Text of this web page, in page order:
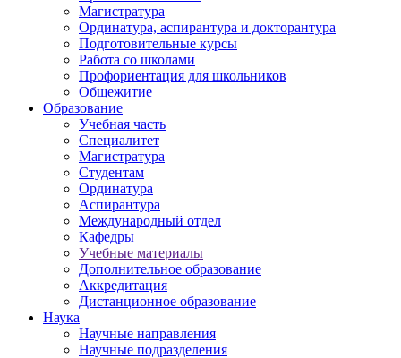
Магистратура
Ординатура, аспирантура и докторантура
Подготовительные курсы
Работа со школами
Профориентация для школьников
Общежитие
Образование
Учебная часть
Специалитет
Магистратура
Студентам
Ординатура
Аспирантура
Международный отдел
Кафедры
Учебные материалы
Дополнительное образование
Аккредитация
Дистанционное образование
Наука
Научные направления
Научные подразделения